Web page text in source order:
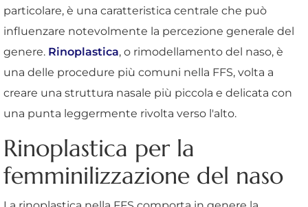
particolare, è una caratteristica centrale che può
influenzare notevolmente la percezione generale del
genere. Rinoplastica, o rimodellamento del naso, è
una delle procedure più comuni nella FFS, volta a
creare una struttura nasale più piccola e delicata con
una punta leggermente rivolta verso l'alto.
Rinoplastica per la
femminilizzazione del naso